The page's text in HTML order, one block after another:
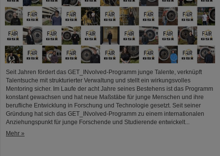
Seit Jahren fördert das GET_INvolved-Programm junge Talente, verknüpft
Talentsuche mit strukturierter Verwaltung und stellt ein wirkungsvolles
Mentoring sicher. Im Laufe der acht Jahre seines Bestehens ist das Programm
konstant gewachsen und hat neue Maßstäbe für junge Menschen und ihre
berufliche Entwicklung in Forschung und Technologie gesetzt. Seit seiner
Gründung hat sich das GET_INvolved-Programm zu einem internationalen
Anziehungspunkt für junge Forschende und Studierende entwickelt...
Mehr »